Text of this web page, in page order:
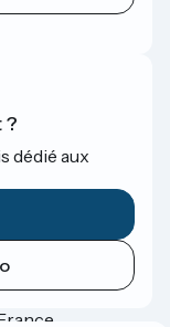
?
dédié aux